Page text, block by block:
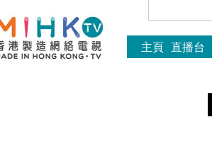
主頁 直播台